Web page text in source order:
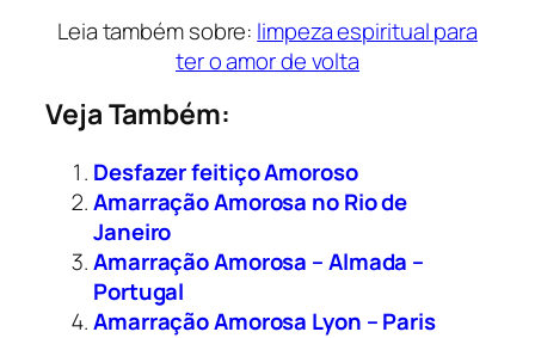
Leia também sobre: limpeza espiritual para
ter o amor de volta
Veja Também:
Desfazer feitiço Amoroso
Amarração Amorosa no Rio de
Janeiro
Amarração Amorosa – Almada –
Portugal
Amarração Amorosa Lyon – Paris